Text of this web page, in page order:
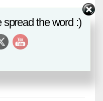
the word :)